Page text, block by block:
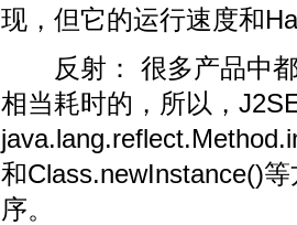
现，但它的运行速度和
反射： 很多产品中都
相当耗时的，所以，
和Class.newInstance()
序。